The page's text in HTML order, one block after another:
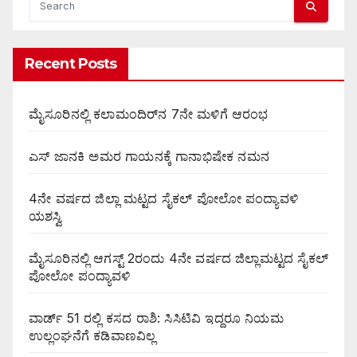
Recent Posts
ಮೈಸೂರಿನಲ್ಲಿ ಕಲಾಮಂದಿರ್‌ನ 7ನೇ ಮಳಿಗೆ ಆರಂಭ
ಎಸ್ ಜಾನಕಿ ಅಮರ ಗಾಯನಕ್ಕೆ ಗಾನಾಭಿಷೇಕ ನಮನ
4ನೇ ವರ್ಷದ ಜಿಲ್ಲಾ ಮಟ್ಟದ ಸೈಕಲ್ ಪೋಲೋ ಪಂದ್ಯಾವಳಿ
ಯಶಸ್ವಿ
ಮೈಸೂರಿನಲ್ಲಿ ಆಗಸ್ಟ್‌ 2ರಂದು 4ನೇ ವರ್ಷದ ಜಿಲ್ಲಾಮಟ್ಟದ ಸೈಕಲ್
ಪೋಲೋ ಪಂದ್ಯಾವಳಿ
ವಾರ್ಡ್ 51 ರಲ್ಲಿ ಕಸದ ರಾಶಿ: ಸಿಸಿಟಿವಿ ಇದ್ದರೂ ನಿಯಮ
ಉಲ್ಲಂಘನೆಗೆ ಕಡಿವಾಣವಿಲ್ಲ